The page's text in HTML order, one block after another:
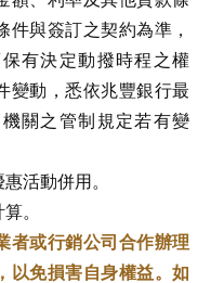
件與簽訂之契約為準，
有決定動撥時程之權
變動，悉依兆豐銀行最
關之管制規定若有變
活動併用。
。
者或行銷公司合作辦理
以免損害自身權益。如